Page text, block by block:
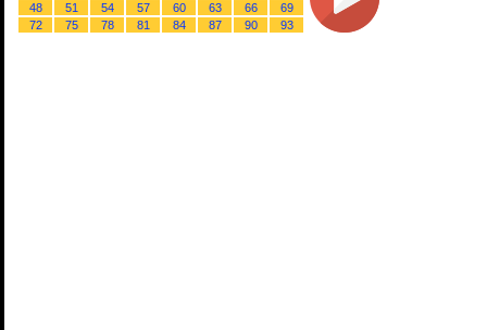
48
51 54 57 60 63 66
69
72
75 78 81 84 87 90 93